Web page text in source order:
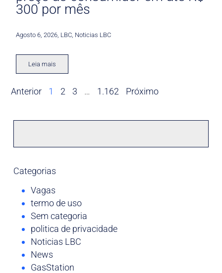
300 por mês
Agosto 6, 2026 LBC Noticias LBC
Leia mais
Anterior 1 2 3 … 1.162 Próximo
Categorias
Vagas
termo de uso
Sem categoria
politica de privacidade
Noticias LBC
News
GasStation